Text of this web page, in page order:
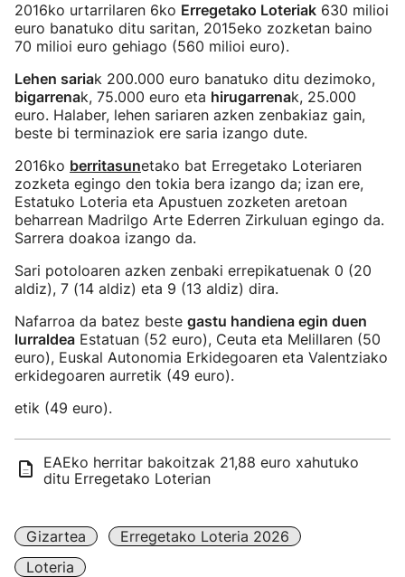
2016ko urtarrilaren 6ko Erregetako Loteriak 630 milioi
euro banatuko ditu saritan, 2015eko zozketan baino
70 milioi euro gehiago (560 milioi euro).
Lehen sariak 200.000 euro banatuko ditu dezimoko,
bigarrenak, 75.000 euro eta hirugarrenak, 25.000
euro. Halaber, lehen sariaren azken zenbakiaz gain,
beste bi terminaziok ere saria izango dute.
2016ko berritasunetako bat Erregetako Loteriaren
zozketa egingo den tokia bera izango da; izan ere,
Estatuko Loteria eta Apustuen zozketen aretoan
beharrean Madrilgo Arte Ederren Zirkuluan egingo da.
Sarrera doakoa izango da.
Sari potoloaren azken zenbaki errepikatuenak 0 (20
aldiz), 7 (14 aldiz) eta 9 (13 aldiz) dira.
Nafarroa da batez beste gastu handiena egin duen
lurraldea Estatuan (52 euro), Ceuta eta Melillaren (50
euro), Euskal Autonomia Erkidegoaren eta Valentziako
erkidegoaren aurretik (49 euro).
etik (49 euro).
EAEko herritar bakoitzak 21,88 euro xahutuko
ditu Erregetako Loterian
Gizartea
Erregetako Loteria 2026
Loteria